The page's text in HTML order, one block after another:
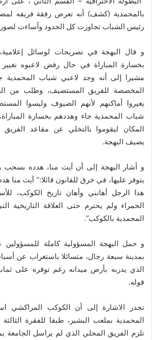
بالمحمدية (كشف) أنه تعرض رفقة فريقه
رئيس الشباب تجاوزت كل الحدود وأساءت لصورة
و قال البهجة في تصريحات لوسائل
بخسارة المباراة في حال رفض لاعبوه تغيير
مشيرا إلى أنه وجد لاعبي شباب المحمدية
المخصصة للفريق المستضيف، وطلب من
يغيروا أماكنهم لأنهم الضيوف وليسوا
شباب المحمدية جاء وهددهم بخسارة
المكان ليقوموا بالتخلي عن مقاعد الفريق
يضيف البهجة.
و أشار البهجة إلى أن آيت منا، هدده بسحب
يتوفر عليها، في خرق للقانون قائلا:” آيت
هذا الرجل أهانني وأهان تاريخ الكوكب،
الحمراء ولم يحترم حتى العلاقة التاريخية
المحمدية بالكوكب”.
و حمل البهجة المسؤولية كاملة
بمدينة سبعة رجال، متسائلا باستغراب عن
الذي يدربه بأرض ميدانه رغم توفره على
قوله.
تجدر الاشارة إلى أن الكوكب المراكشي
تلزم الفريق المحلي الذي لم يراسل الجامعة